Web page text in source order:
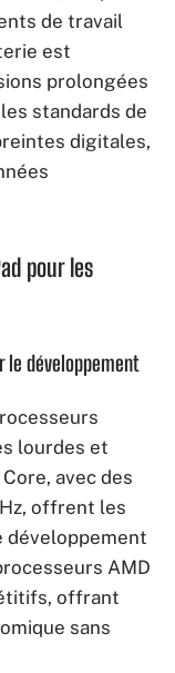
de travail
est
prolongées
standards de
digitales,
pour les
le développement
lourdes et
avec des
offrent les
développement
AMD
offrant
sans